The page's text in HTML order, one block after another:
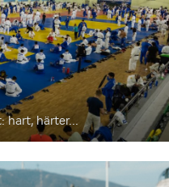
hart, härter...